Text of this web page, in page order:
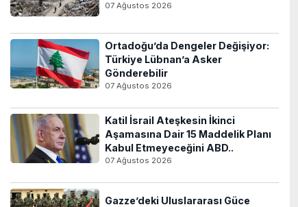
07 Ağustos 2026
Ortadoğu’da Dengeler Değişiyor:
Türkiye Lübnan’a Asker
Gönderebilir
07 Ağustos 2026
Katil İsrail Ateşkesin İkinci
Aşamasına Dair 15 Maddelik Planı
Kabul Etmeyeceğini ABD..
07 Ağustos 2026
Gazze’deki Uluslararası Güce